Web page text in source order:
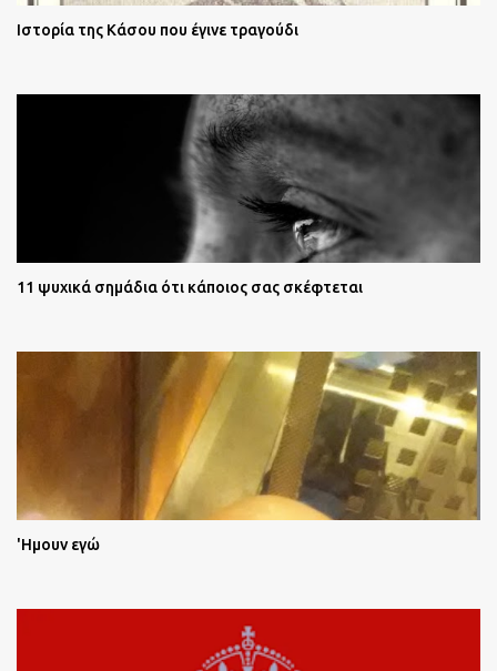
Ιστορία της Κάσου που έγινε τραγούδι
11 ψυχικά σημάδια ότι κάποιος σας σκέφτεται
'Ημουν εγώ